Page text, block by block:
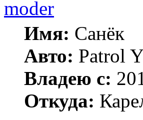
moder
Имя: Санёк
Авто: Patrol
Владею с:
Откуда: